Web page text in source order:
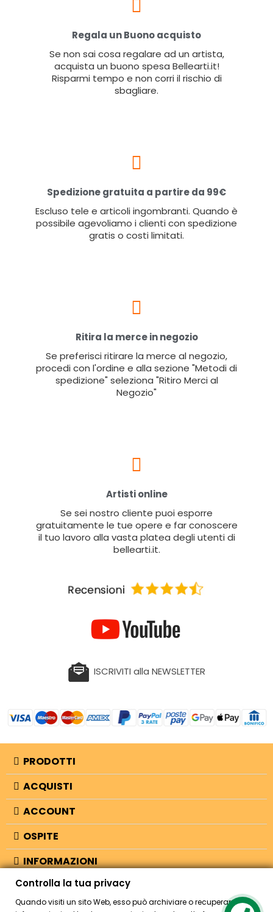
Regala un Buono acquisto
Se non sai cosa regalare ad un artista,
acquista un buono spesa Bellearti.it!
Risparmi tempo e non corri il rischio di
sbagliare.
Spedizione gratuita a partire da 99€
Escluso tele e articoli ingombranti. Quando è
possibile agevoliamo i clienti con spedizione
gratis o costi limitati.
Ritira la merce in negozio
Se preferisci ritirare la merce al negozio,
procedi con l'ordine e alla sezione "Metodi di
spedizione" seleziona "Ritiro Merci al
Negozio"
Artisti online
Se sei nostro cliente puoi esporre
gratuitamente le tue opere e far conoscere
il tuo lavoro alla vasta platea degli utenti di
bellearti.it.
ISCRIVITI alla NEWSLETTER
PRODOTTI
ACQUISTI
ACCOUNT
OSPITE
INFORMAZIONI
NEGOZIO
Controlla la tua privacy
Quando visiti un sito Web, esso può archiviare o recuperare